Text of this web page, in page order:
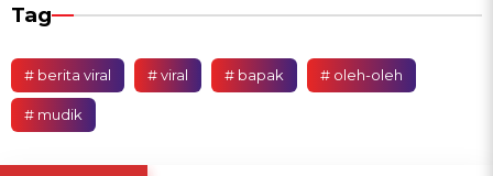
Tag
# berita viral # viral # bapak # oleh-oleh
# mudik